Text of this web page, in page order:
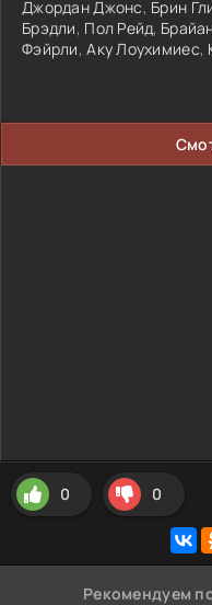
Джордан Джонс, Брин
Брэдли, Пол Рейд,
Фэйрли,Аку Лоухимиес,
0 0
Рекомендуем